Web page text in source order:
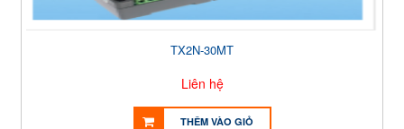
TX2N-30MT
Liên hệ
THÊM VÀO GIỎ